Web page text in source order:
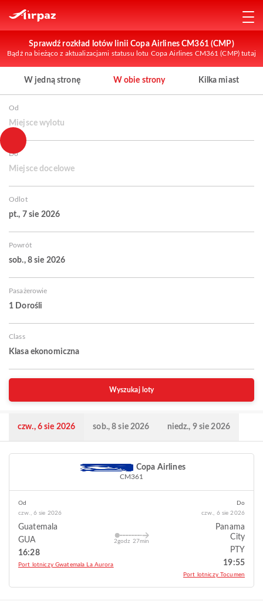
Sprawdź rozkład lotów linii Copa Airlines CM361 (CMP)
Bądź na bieżąco z aktualizacjami statusu lotu Copa Airlines CM361 (CMP) tutaj
W jedną stronę W obie strony Kilka miast
Od
Miejsce wylotu
Do
Miejsce docelowe
Odlot
pt., 7 sie 2026
Powrót
sob., 8 sie 2026
Pasażerowie
1 Dorośli
Class
Klasa ekonomiczna
Wyszukaj loty
czw., 6 sie 2026 sob., 8 sie 2026 niedz., 9 sie 2026
Copa Airlines
CM361
Od
czw., 6 sie 2026
Guatemala
GUA
16:28
Port lotniczy Gwatemala La Aurora
2godz 27min
Do
czw., 6 sie 2026
Panama
City
PTY
19:55
Port lotniczy Tocumen